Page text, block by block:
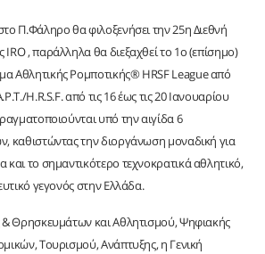
Π.Φάληρο θα φιλοξενήσει την 25η Διεθνή
, παράλληλα θα διεξαχθεί το 1ο (επίσημο)
Αθλητικής Ρομποτικής® HRSF League από
H.R.S.F. από τις 16 έως τις 20 Ιανουαρίου
υπό την αιγίδα 6
καθιστώντας την διοργάνωση μοναδική για
το σημαντικότερο τεχνοκρατικά αθλητικό,
γεγονός στην Ελλάδα.
& Θρησκευμάτων και Αθλητισμού, Ψηφιακής
Τουρισμού, Ανάπτυξης, η Γενική